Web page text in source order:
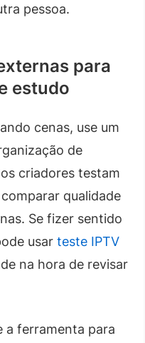
pessoa.
para
estudo
cenas, use um
de
criadores testam
qualidade
Se fizer sentido
usar teste IPTV
na hora de revisar
a ferramenta para